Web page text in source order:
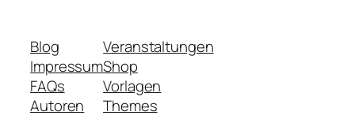
Blog
Impressum
FAQs
Autoren
Veranstaltungen
Shop
Vorlagen
Themes